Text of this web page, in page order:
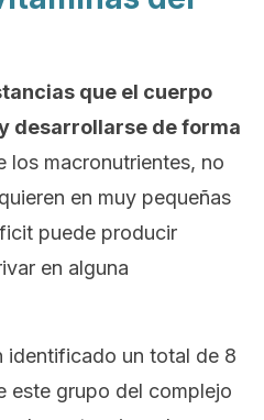
que el cuerpo
desarrollarse de forma
los macronutrientes, no
en muy pequeñas
puede producir
en alguna
identificado un total de 8
este grupo del complejo